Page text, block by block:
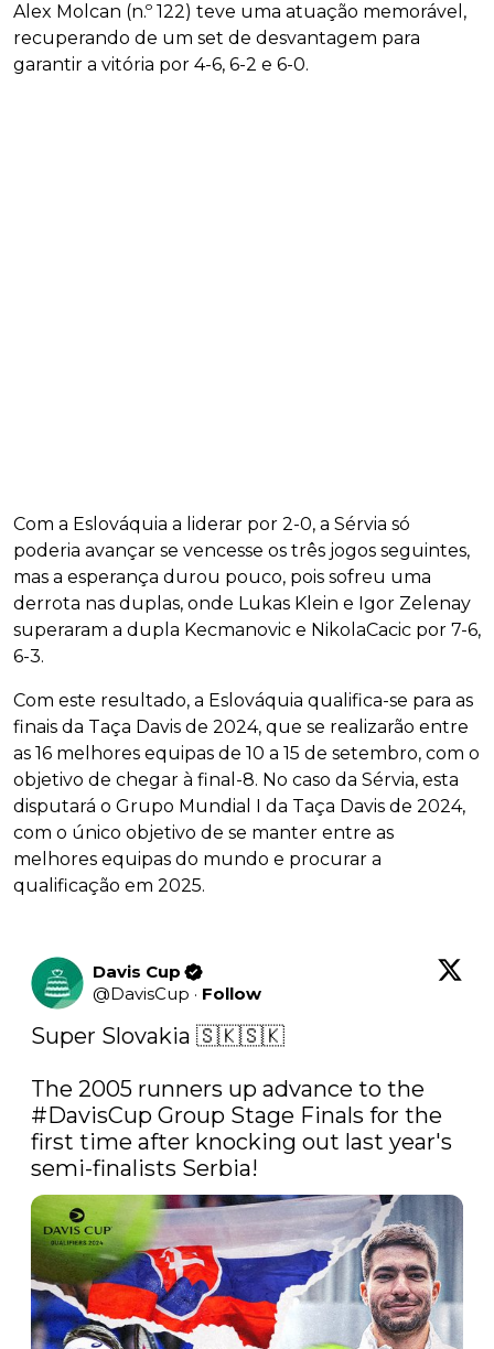
Alex Molcan (n.º 122) teve uma atuação memorável,
recuperando de um set de desvantagem para
garantir a vitória por 4-6, 6-2 e 6-0.
Com a Eslováquia a liderar por 2-0, a Sérvia só
poderia avançar se vencesse os três jogos seguintes,
mas a esperança durou pouco, pois sofreu uma
derrota nas duplas, onde Lukas Klein e Igor Zelenay
superaram a dupla Kecmanovic e NikolaCacic por 7-6,
6-3.
Com este resultado, a Eslováquia qualifica-se para as
finais da Taça Davis de 2024, que se realizarão entre
as 16 melhores equipas de 10 a 15 de setembro, com o
objetivo de chegar à final-8. No caso da Sérvia, esta
disputará o Grupo Mundial I da Taça Davis de 2024,
com o único objetivo de se manter entre as
melhores equipas do mundo e procurar a
qualificação em 2025.
Davis Cup
@DavisCup · Follow
Super Slovakia 🇸🇰🇸🇰
#DavisCup Group Stage Finals for the
first time after knocking out last year's
semi-finalists Serbia!